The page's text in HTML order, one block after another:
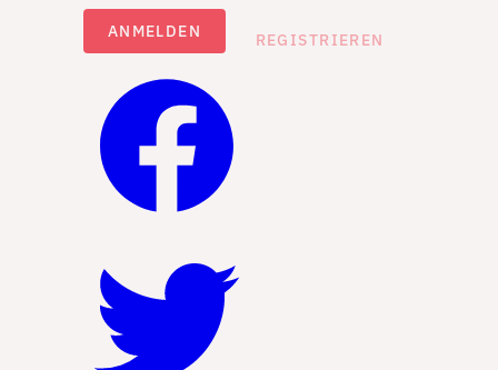
ANMELDEN REGISTRIEREN